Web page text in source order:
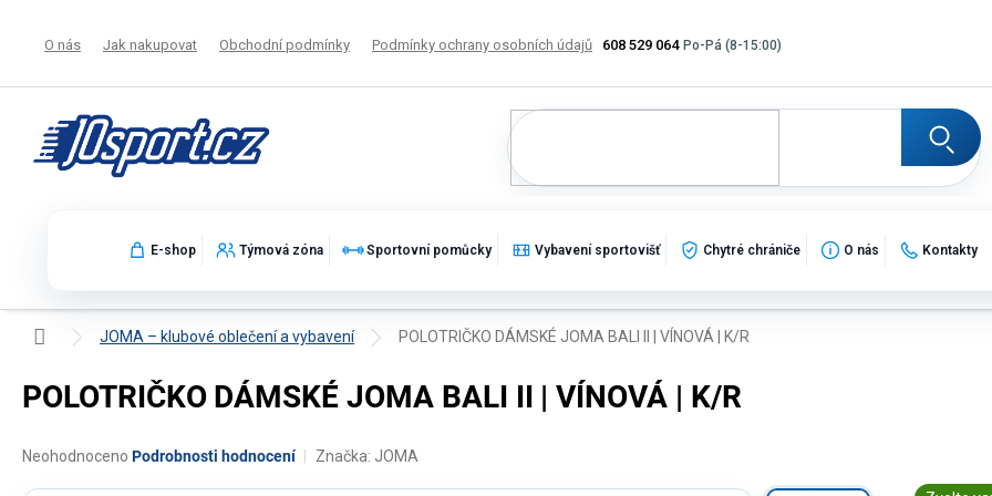
608 529 064
O nás Jak nakupovat Obchodní podmínky Podmínky ochrany osobních údajů Výměna, vrácení a reklamace zboží
E-shop Týmová zóna Sportovní pomůcky Vybavení sportovišť Chytré chrániče O nás Kontakty
Domů JOMA – klubové oblečení a vybavení POLOTRIČKO DÁMSKÉ JOMA BALI II | VÍNOVÁ | K/R
POLOTRIČKO DÁMSKÉ JOMA BALI II | VÍNOVÁ | K/R
Průměrné
Neohodnoceno Podrobnosti hodnocení Značka: JOMA